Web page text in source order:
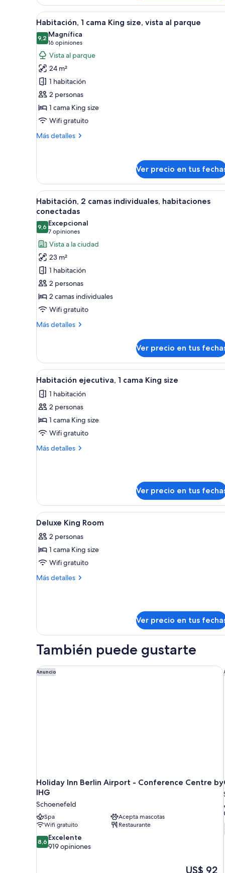
cama
King
size
(Diplomat
Suite)
Ver
todas
las
fotos
de
Habitación,
cama
King
size,
vista
Una habitación de hotel con
6
Habitación, 1 cama King size, vista al parque
9,29,2 de 10
Magnífica
16 opiniones
(16
opiniones)
Vista al parque
24 m²
1 habitación
2 personas
1 cama King size
Wifi gratuito
Más detalles
Más
cama
King
size,
al
parque
Ver precio en tus
Ver
todas
las
fotos
de
Habitación,
2
camas
individuales,
habitaciones
conectadas
Habitación de hotel con dos
7
Habitación, 2 camas individuales, habitaciones
conectadas
9,69,6 de 10
Excepcional
7 opiniones
(7
opiniones)
Vista a la ciudad
23 m²
1 habitación
2 personas
2 camas individuales
Wifi gratuito
Más detalles
Más
2
camas
individuales,
conectadas
Ver precio en tus
Ver
todas
las
fotos
de
Habitación
ejecutiva,
Habitación de hotel con una
6
Habitación ejecutiva, 1 cama King size
1 habitación
2 personas
1 cama King size
Wifi gratuito
Más detalles
Más
cama
King
size
Ver precio en tus
Ver
todas
las
fotos
de
Deluxe
Ropa de cama hipoalergénica
8
Deluxe King Room
2 personas
1 cama King size
Wifi gratuito
Más detalles
Más
Ver precio en tus
También puede gustarte
Anuncio
Holiday Inn Berlin Airport - Conference Centre by
IHG
Schoenefeld
Spa
Acepta mascotas
Wifi gratuito
Restaurante
8.6
de
8,6 Excelente
919 opiniones
El
US$ 92
Holiday Inn Berlin Airport - Conference Centre by